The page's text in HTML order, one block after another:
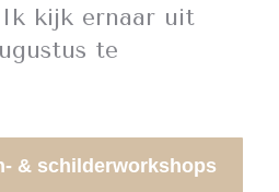
kijk ernaar uit
te
& schilderworkshops